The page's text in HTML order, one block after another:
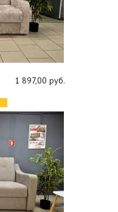
1 897,00 руб.